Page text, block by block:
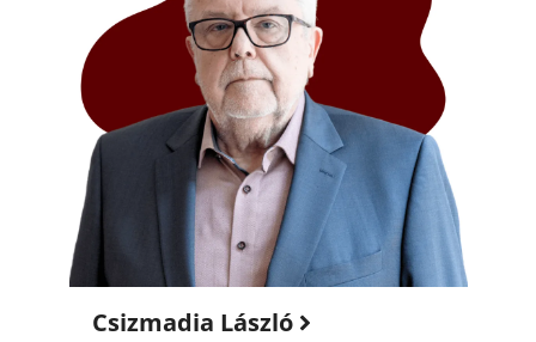
Csizmadia László